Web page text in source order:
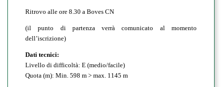
Ritrovo alle ore 8.30 a Boves CN
(il punto di partenza verrà comunicato al momento
dell’iscrizione)
Dati tecnici:
Livello di difficoltà: E (medio/facile)
Quota (m): Min. 598 m > max. 1145 m